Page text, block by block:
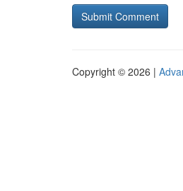
Copyright © 2026 |